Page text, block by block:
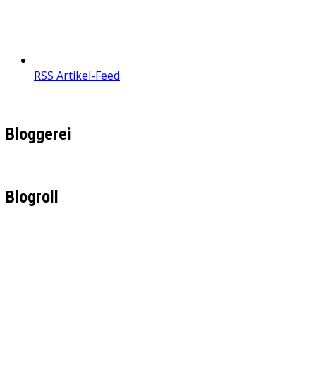
RSS Artikel-Feed
Bloggerei
Blogroll